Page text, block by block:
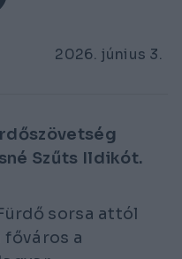
2026. június 3.
Szűts Ildikót.
sorsa attól
főváros a